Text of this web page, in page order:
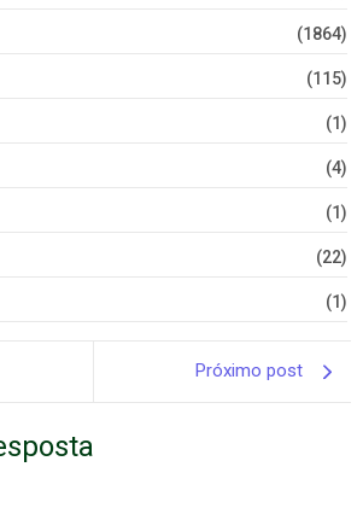
(1864)
(115)
(1)
(4)
(1)
(22)
(1)
Próximo post